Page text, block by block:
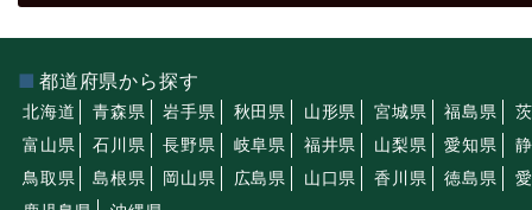
都道府県から探す
北海道 青森県 岩手県 秋田県 山形県 宮城県 福島県
富山県
石川県 長野県 岐阜県 福井県 山梨県 愛知県
鳥取県
島根県 岡山県 広島県 山口県 香川県 徳島県